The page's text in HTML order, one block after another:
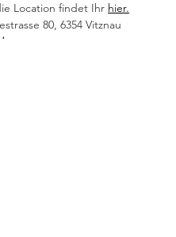
Location findet Ihr hier.
80, 6354 Vitznau